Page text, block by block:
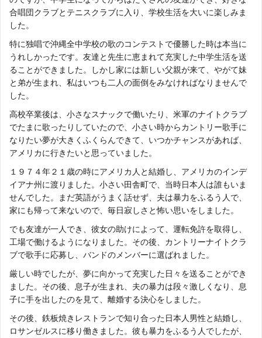
合唱団クラブとテニスクラブに入り、学校生活を大いに楽しみま
した。
特に独唱で沖縄全中学校の歌のコンテストで優勝した時は本当に
うれしかったです。友達と先生に恵まれて充実した中学生活を送
ることができました。しかし家には新しい父親が来て、やがて妹
と弟が生まれ、私はいつも二人の面倒をみなければなりませんで
した。
高校卒業後は、小さなスナックで働いたり、米軍のナイトクラブ
でたまに歌ったりしていたので、小さい時からカントリー歌手に
なりたい夢が大きくふくらんできて、いつかチャンスがあれば、
アメリカに行きたいと思っていました。
１９７４年２１歳の時にアメリカ人と結婚し、アメリカのインデ
イアナ州に渡りました。小さい田舎町で、当時日本人は誰もいま
せんでした。まだ英語がうまく話せず、夫は暴力をふるう人で、
家にも帰って来ないので、毎日寂しさと怖い思いをしました。
でも友達が一人でき、彼女の助けによって、運転免許を取得し、
工場で働けるようになりました。その後、カントリーナイトクラ
ブで歌手に応募し、バンドのメンバーに選ばれました。
厳しい時でしたが、夢に向かって充実した日々を送ることができ
ました。その後、息子が生まれ、夫の暴力は段々激しくなり、息
子に手を出したのを見て、離婚する決心をしました。
その後、鉄板焼きレストランで知り合った日本人男性と結婚し、
ロサンゼルスに移り働きました。彼も暴力をふるう人でしたが、